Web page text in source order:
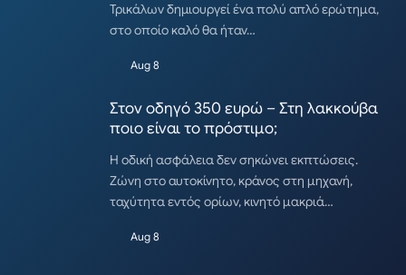
Τρικάλων δημιουργεί ένα πολύ απλό ερώτημα,
στο οποίο καλό θα ήταν…
Aug 8
Στον οδηγό 350 ευρώ – Στη λακκούβα
ποιο είναι το πρόστιμο;
Η οδική ασφάλεια δεν σηκώνει εκπτώσεις.
Ζώνη στο αυτοκίνητο, κράνος στη μηχανή,
ταχύτητα εντός ορίων, κινητό μακριά…
Aug 8